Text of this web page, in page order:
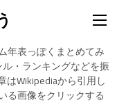
年表っぽくまとめてみ
・ランキングなどを振
はWikipediaから引用し
る画像をクリックする